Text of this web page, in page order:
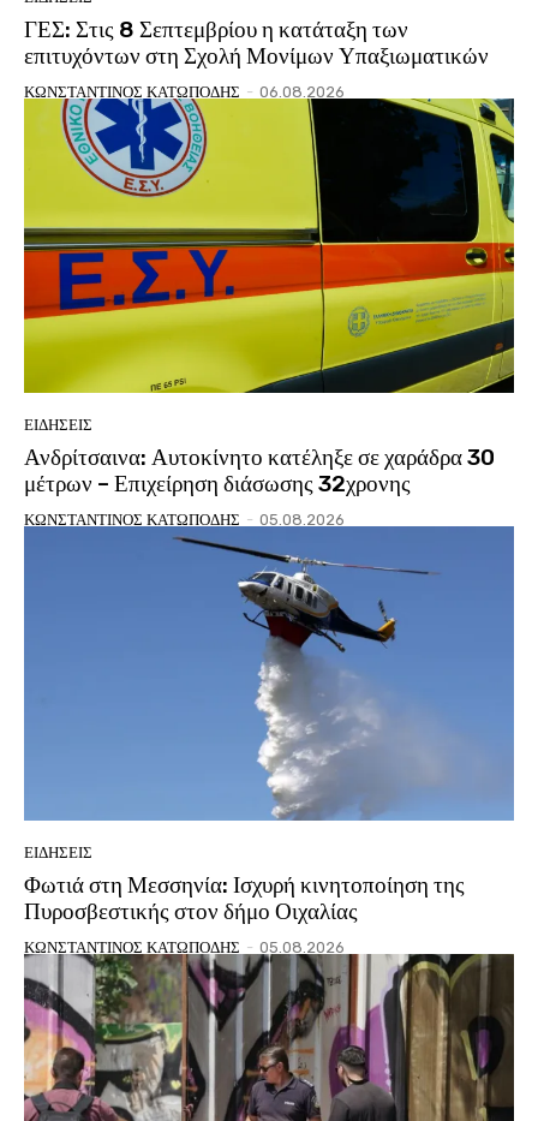
ΓΕΣ: Στις 8 Σεπτεμβρίου η κατάταξη των
επιτυχόντων στη Σχολή Μονίμων Υπαξιωματικών
ΚΩΝΣΤΑΝΤΙΝΟΣ ΚΑΤΩΠΟΔΗΣ - 06.08.2026
ΕΙΔΗΣΕΙΣ
Ανδρίτσαινα: Αυτοκίνητο κατέληξε σε χαράδρα 30
μέτρων – Επιχείρηση διάσωσης 32χρονης
ΚΩΝΣΤΑΝΤΙΝΟΣ ΚΑΤΩΠΟΔΗΣ - 05.08.2026
ΕΙΔΗΣΕΙΣ
Φωτιά στη Μεσσηνία: Ισχυρή κινητοποίηση της
Πυροσβεστικής στον δήμο Οιχαλίας
ΚΩΝΣΤΑΝΤΙΝΟΣ ΚΑΤΩΠΟΔΗΣ - 05.08.2026